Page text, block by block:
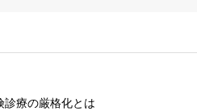
診療の厳格化とは